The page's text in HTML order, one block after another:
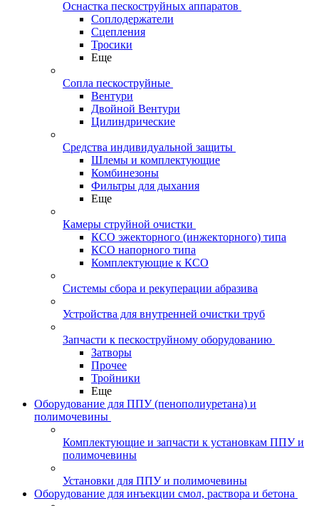
Оснастка пескоструйных аппаратов
Соплодержатели
Сцепления
Тросики
Еще
Сопла пескоструйные
Вентури
Двойной Вентури
Цилиндрические
Средства индивидуальной защиты
Шлемы и комплектующие
Комбинезоны
Фильтры для дыхания
Еще
Камеры струйной очистки
КСО эжекторного (инжекторного) типа
КСО напорного типа
Комплектующие к КСО
Системы сбора и рекуперации абразива
Устройства для внутренней очистки труб
Запчасти к пескоструйному оборудованию
Затворы
Прочее
Тройники
Еще
Оборудование для ППУ (пенополиуретана) и
полимочевины
Комплектующие и запчасти к установкам ППУ и
полимочевины
Установки для ППУ и полимочевины
Оборудование для инъекции смол, раствора и бетона